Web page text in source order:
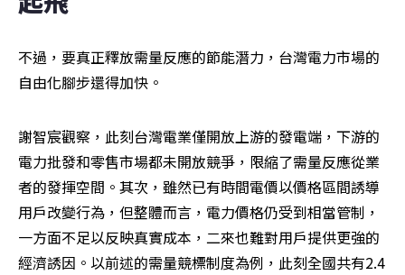
不過，要真正釋放需量反應的節能潛力，台灣電力市場的
自由化腳步還得加快。
謝智宸觀察，此刻台灣電業僅開放上游的發電端，下游的
電力批發和零售市場都未開放競爭，限縮了需量反應從業
者的發揮空間。其次，雖然已有時間電價以價格區間誘導
用戶改變行為，但整體而言，電力價格仍受到相當管制，
一方面不足以反映真實成本，二來也難對用戶提供更強的
經濟誘因。以前述的需量競標制度為例，此刻全國共有2.4